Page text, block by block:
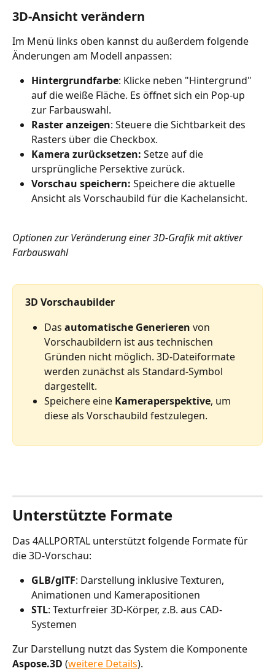
3D-Ansicht verändern
Im Menü links oben kannst du außerdem folgende
Änderungen am Modell anpassen:
Hintergrundfarbe: Klicke neben "Hintergrund"
auf die weiße Fläche. Es öffnet sich ein Pop-up
zur Farbauswahl.
Raster anzeigen: Steuere die Sichtbarkeit des
Rasters über die Checkbox.
Kamera zurücksetzen: Setze auf die
ursprüngliche Persektive zurück.
Vorschau speichern: Speichere die aktuelle
Ansicht als Vorschaubild für die Kachelansicht.
Optionen zur Veränderung einer 3D-Grafik mit aktiver
Farbauswahl
3D Vorschaubilder
Das automatische Generieren von
Vorschaubildern ist aus technischen
Gründen nicht möglich. 3D-Dateiformate
werden zunächst als Standard-Symbol
dargestellt.
Speichere eine Kameraperspektive, um
diese als Vorschaubild festzulegen.
Unterstützte Formate
Das 4ALLPORTAL unterstützt folgende Formate für
die 3D-Vorschau:
GLB/glTF: Darstellung inklusive Texturen,
Animationen und Kamerapositionen
STL: Texturfreier 3D-Körper, z.B. aus CAD-
Systemen
Zur Darstellung nutzt das System die Komponente
Aspose.3D (weitere Details).